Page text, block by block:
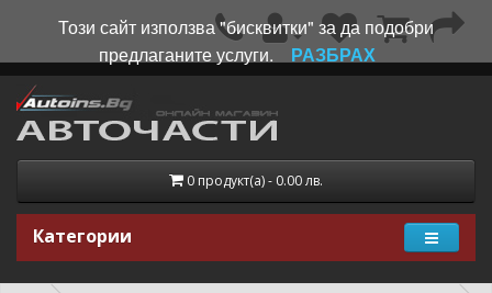
0 продукт(а) - 0.00 лв.
Категории
Този сайт използва "бисквитки" за да подобри
предлаганите услуги.
РАЗБРАХ